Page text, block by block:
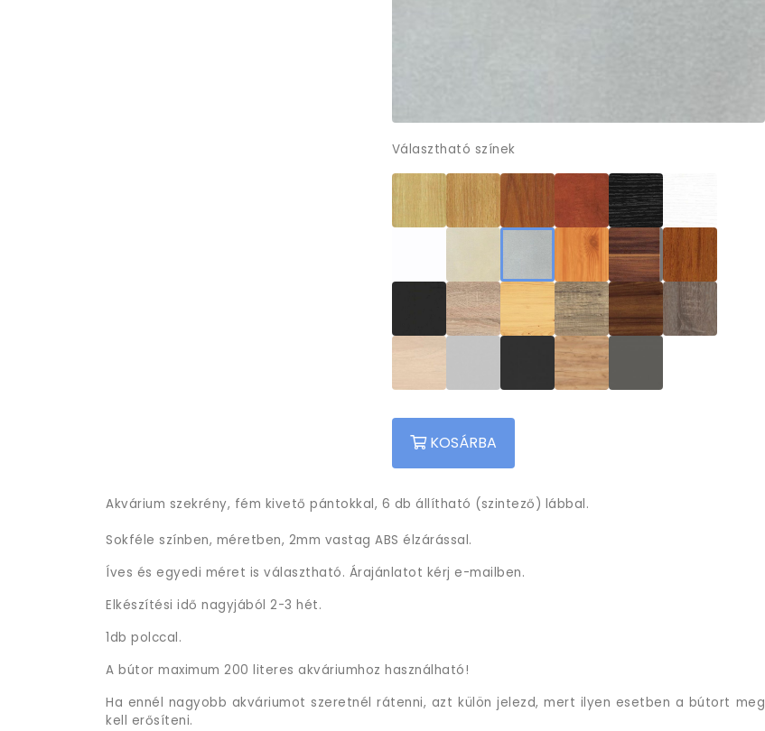
Választható színek
KOSÁRBA
Akvárium szekrény, fém kivető pántokkal, 6 db állítható (szintező) lábbal.
Sokféle színben, méretben, 2mm vastag ABS élzárással.
Íves és egyedi méret is választható. Árajánlatot kérj e-mailben.
Elkészítési idő nagyjából 2-3 hét.
1db polccal.
A bútor maximum 200 literes akváriumhoz használható!
Ha ennél nagyobb akváriumot szeretnél rátenni, azt külön jelezd, mert ilyen esetben a bútort meg
kell erősíteni.